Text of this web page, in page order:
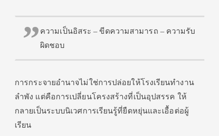
ความเป็นอิสระ – ขีดความสามารถ – ความรับ
ผิดชอบ
การกระจายอำนาจไม่ใช่การปล่อยให้โรงเรียนทำงาน
ลำพัง แต่คือการเปลี่ยนโครงสร้างที่เป็นอุปสรรค ให้
กลายเป็นระบบนิเวศการเรียนรู้ที่ยืดหยุ่นและเอื้อต่อผู้
เรียน